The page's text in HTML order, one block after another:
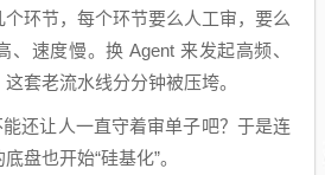
环节，每个环节要么人工审，要么
、速度慢。换 Agent 来发起高频、
套老流水线分分钟被压垮。
还让人一直守着审单子吧？于是连
盘也开始“硅基化”。